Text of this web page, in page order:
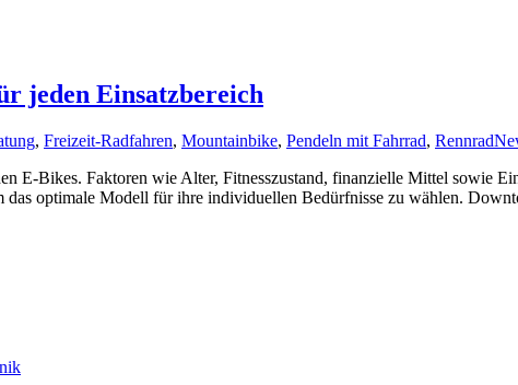
jeden Einsatzbereich
, Freizeit-Radfahren, Mountainbike, Pendeln mit Fahrrad, Rennrad
E-Bikes. Faktoren wie Alter, Fitnesszustand, finanzielle Mittel sowie
optimale Modell für ihre individuellen Bedürfnisse zu wählen.